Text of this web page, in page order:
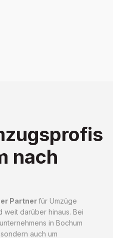
nach
Partnerfür Umzüge
weit darüber hinaus. Bei
in Bochum
auch um